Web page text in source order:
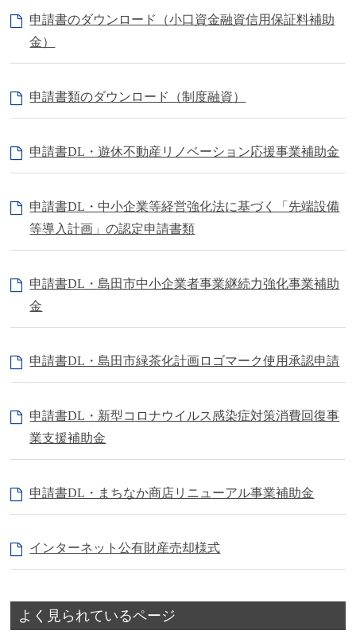
申請書のダウンロード（小口資金融資信用保証料補助
金）
申請書類のダウンロード（制度融資）
申請書DL・遊休不動産リノベーション応援事業補助金
申請書DL・中小企業等経営強化法に基づく「先端設備
等導入計画」の認定申請書類
申請書DL・島田市中小企業者事業継続力強化事業補助
金
申請書DL・島田市緑茶化計画ロゴマーク使用承認申請
申請書DL・新型コロナウイルス感染症対策消費回復事
業支援補助金
申請書DL・まちなか商店リニューアル事業補助金
インターネット公有財産売却様式
よく見られているページ